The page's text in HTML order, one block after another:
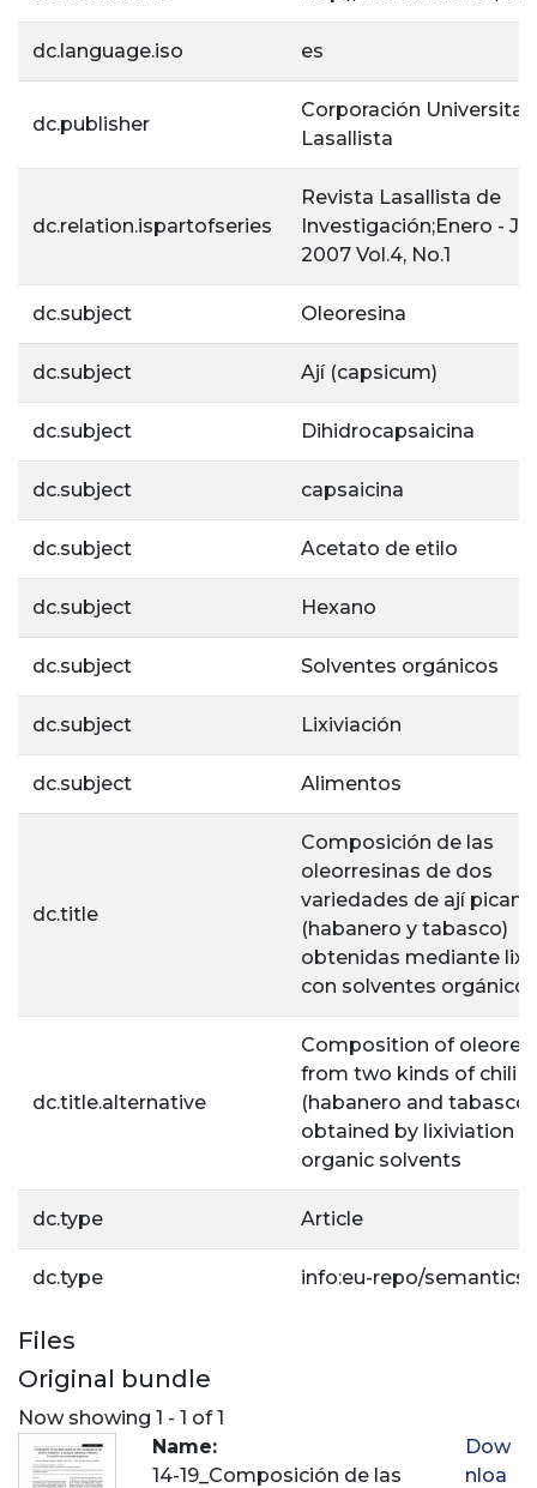
dc.language.iso es
dc.publisher
Corporación
Lasallista
dc.relation.ispartofseries
Revista Lasallista de
Investigación;Enero -
2007 Vol.4, No.1
dc.subject Oleoresina
dc.subject Ají (capsicum)
dc.subject Dihidrocapsaicina
dc.subject capsaicina
dc.subject Acetato de etilo
dc.subject Hexano
dc.subject Solventes orgánicos
dc.subject Lixiviación
dc.subject Alimentos
dc.title
Composición de las
oleorresinas de dos
variedades de ají
(habanero y tabasco)
obtenidas mediante
con solventes orgánicos
dc.title.alternative
Composition of
from two kinds of chili
(habanero and tabasco)
obtained by lixiviation
organic solvents
dc.type Article
dc.type info:eu-repo/
Files
Original bundle
Now showing 1 - 1 of 1
Name:
14-19_Composición de las
Dow
nloa